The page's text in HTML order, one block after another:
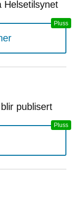
Helsetilsynet
publisert